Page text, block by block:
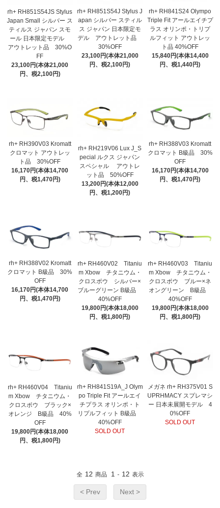
rh+ RH851S54JS Stylus
Japan Small シルバー ス
ティルス ジャパン スモ
ール 日本限定モデル
アウトレット品 30%O
FF
23,100円(本体21,000
円、税2,100円)
rh+ RH851S54J Stylus J
apan シルバー スティル
ス ジャパン 日本限定モ
デル アウトレット品
30%OFF
23,100円(本体21,000
円、税2,100円)
rh+ RH841S24 Olympo
Triple Fit アールエイチプ
ラス オリンポ・トリプ
ルフィット アウトレッ
ト品 40%OFF
15,840円(本体14,400
円、税1,440円)
rh+ RH390V03 Kromatt
クロマット アウトレッ
ト品 30%OFF
16,170円(本体14,700
円、税1,470円)
rh+ RH219V06 Lux J_S
pecial ルクス ジャパン
スペシャル アウトレ
ット品 50%OFF
13,200円(本体12,000
円、税1,200円)
rh+ RH388V03 Kromatt
クロマット B級品 30%
OFF
16,170円(本体14,700
円、税1,470円)
rh+ RH388V02 Kromatt
クロマット B級品 30%
OFF
16,170円(本体14,700
円、税1,470円)
rh+ RH460V02 Titaniu
m Xbow チタニウム・
クロスボウ シルバー×
ブルーグリーン B級品
40%OFF
19,800円(本体18,000
円、税1,800円)
rh+ RH460V03 Titaniu
m Xbow チタニウム・
クロスボウ ブルー×ネ
オングリーン B級品
40%OFF
19,800円(本体18,000
円、税1,800円)
rh+ RH460V04 Titaniu
m Xbow チタニウム・
クロスボウ ブラック×
オレンジ B級品 40%
OFF
19,800円(本体18,000
円、税1,800円)
rh+ RH841S19A_J Olym
po Triple Fit アールエイ
チプラス オリンポ・ト
リプルフィット B級品
40%OFF
SOLD OUT
メガネ rh+ RH375V01 S
UPRHMACY スプレマシ
ー 日本未展開モデル 4
0%OFF
SOLD OUT
全 12 商品 1 - 12 表示
< Prev Next >